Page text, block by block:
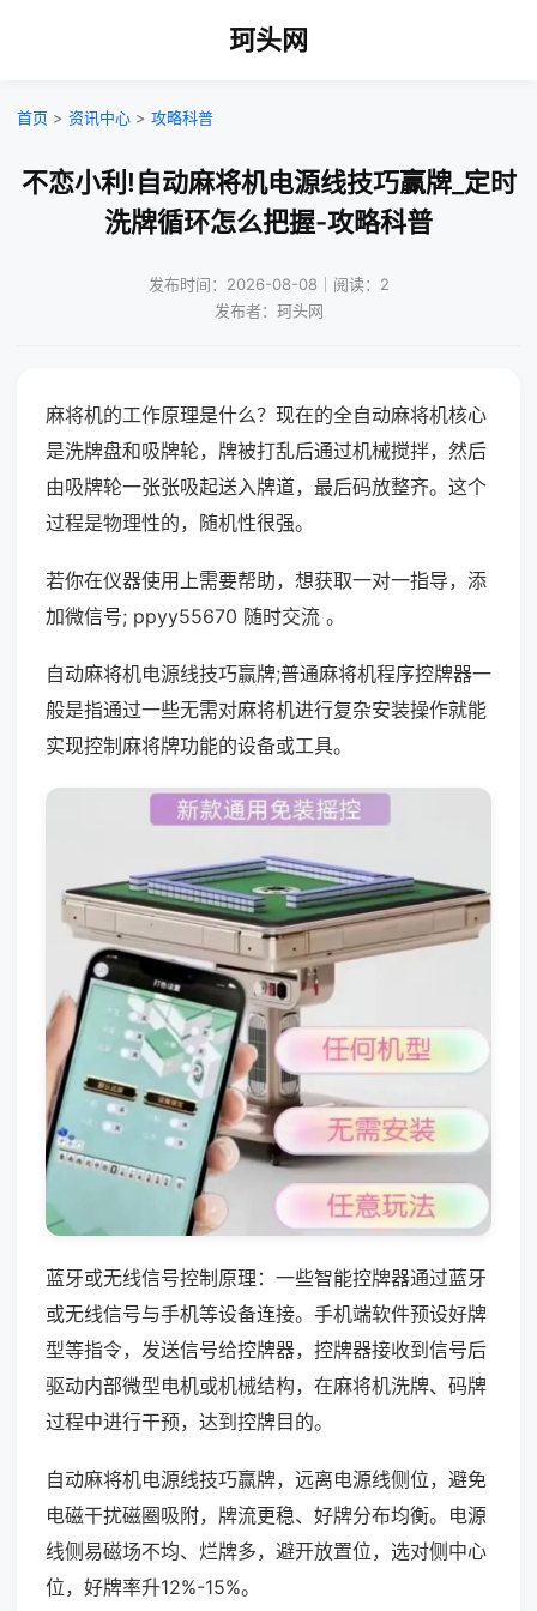
珂头网
首页 > 资讯中心 > 攻略科普
不恋小利!自动麻将机电源线技巧赢牌_定时
洗牌循环怎么把握-攻略科普
发布时间：2026-08-08｜阅读：2
发布者：珂头网
麻将机的工作原理是什么？现在的全自动麻将机核心
是洗牌盘和吸牌轮，牌被打乱后通过机械搅拌，然后
由吸牌轮一张张吸起送入牌道，最后码放整齐。这个
过程是物理性的，随机性很强。
若你在仪器使用上需要帮助，想获取一对一指导，添
加微信号; ppyy55670 随时交流 。
自动麻将机电源线技巧赢牌;普通麻将机程序控牌器一
般是指通过一些无需对麻将机进行复杂安装操作就能
实现控制麻将牌功能的设备或工具。
蓝牙或无线信号控制原理：一些智能控牌器通过蓝牙
或无线信号与手机等设备连接。手机端软件预设好牌
型等指令，发送信号给控牌器，控牌器接收到信号后
驱动内部微型电机或机械结构，在麻将机洗牌、码牌
过程中进行干预，达到控牌目的。
自动麻将机电源线技巧赢牌，远离电源线侧位，避免
电磁干扰磁圈吸附，牌流更稳、好牌分布均衡。电源
线侧易磁场不均、烂牌多，避开放置位，选对侧中心
位，好牌率升12%-15%。